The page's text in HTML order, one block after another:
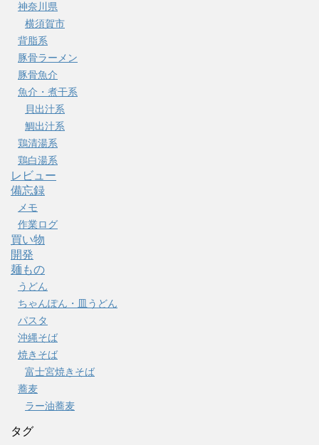
神奈川県
横須賀市
背脂系
豚骨ラーメン
豚骨魚介
魚介・煮干系
貝出汁系
鯛出汁系
鶏清湯系
鶏白湯系
レビュー
備忘録
メモ
作業ログ
買い物
開発
麺もの
うどん
ちゃんぽん・皿うどん
パスタ
沖縄そば
焼きそば
富士宮焼きそば
蕎麦
ラー油蕎麦
タグ